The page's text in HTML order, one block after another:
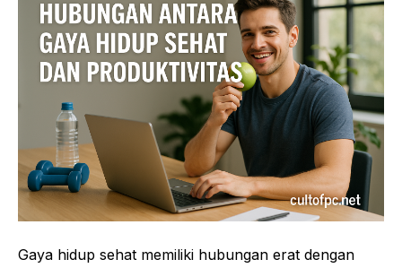
Gaya hidup sehat memiliki hubungan erat dengan